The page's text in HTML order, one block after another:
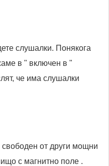
слушалки. Понякога
в " включен в "
че има слушалки
свободен от други мощни
с магнитно поле .